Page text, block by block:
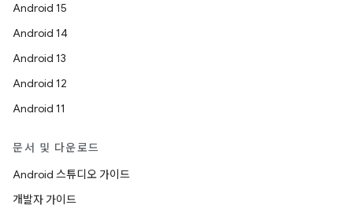
Android 15
Android 14
Android 13
Android 12
Android 11
문서 및 다운로드
Android 스튜디오 가이드
개발자 가이드